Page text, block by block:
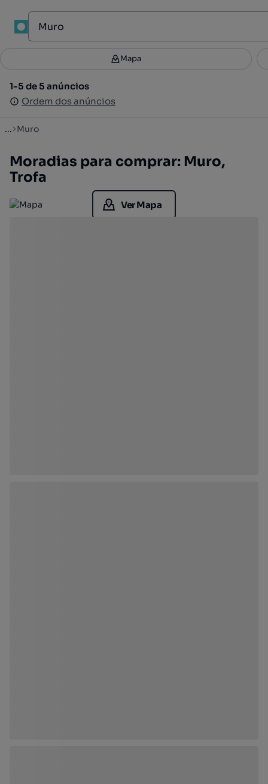
Filtros 2
1-5 de 5 anúncios
Ordem dos anúncios
Mapa
1-5 de 5 anúncios
Ordem dos anúncios
... Muro
Moradias para comprar: Muro,
Trofa
Ver Mapa